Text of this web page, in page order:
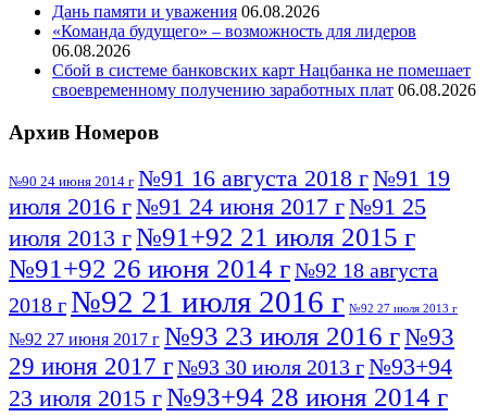
Дань памяти и уважения 06.08.2026
«Команда будущего» – возможность для лидеров
06.08.2026
Сбой в системе банковских карт Нацбанка не помешает
своевременному получению заработных плат 06.08.2026
Архив Номеров
№90 24 июня 2014 г №91 16 августа 2018 г№91 19
июля 2016 г№91 24 июня 2017 г№91 25
июля 2013 г№91+92 21 июля 2015 г
№91+92 26 июня 2014 г№92 18 августа
2018 г№92 21 июля 2016 г №92 27 июля 2013 г
№92 27 июня 2017 г №93 23 июля 2016 г№93
29 июня 2017 г№93 30 июля 2013 г№93+94
23 июля 2015 г№93+94 28 июня 2014 г